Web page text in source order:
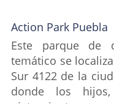
Action Park Puebla
Este parque de
temático se
Sur 4122 de la
donde los